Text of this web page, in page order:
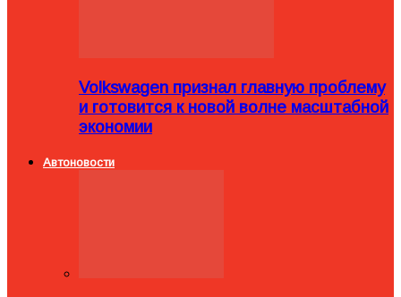
Volkswagen признал главную проблему
и готовится к новой волне масштабной
экономии
Автоновости